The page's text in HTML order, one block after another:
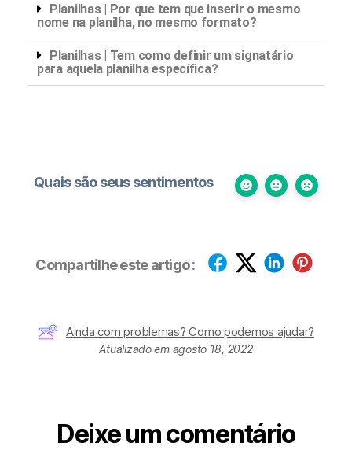
Planilhas | Por que tem que inserir o mesmo
nome na planilha, no mesmo formato?
Planilhas | Tem como definir um signatário
para aquela planilha específica?
Quais são seus sentimentos
Compartilhe este artigo :
Ainda com problemas? Como podemos ajudar?
Atualizado em agosto 18, 2022
Deixe um comentário